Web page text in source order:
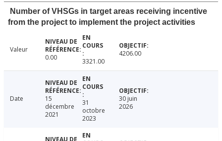
Number of VHSGs in target areas receiving incentive
from the project to implement the project activities
Valeur
0.00
3321.00
4206.00
Date
15
décembre
2021
31
octobre
2023
30 juin
2026